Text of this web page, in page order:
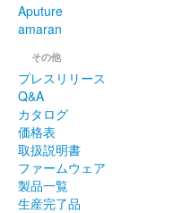
Aputure
amaran
その他
プレスリリース
Q&A
カタログ
価格表
取扱説明書
ファームウェア
製品一覧
生産完了品